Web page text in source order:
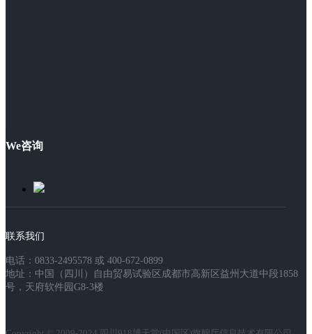
We咨询
联系我们
电话：0833-2495578 或 400-672-0899
地址：中国（四川）自由贸易试验区成都市高新区益州大道中段1858
号，天府软件园G8-3楼